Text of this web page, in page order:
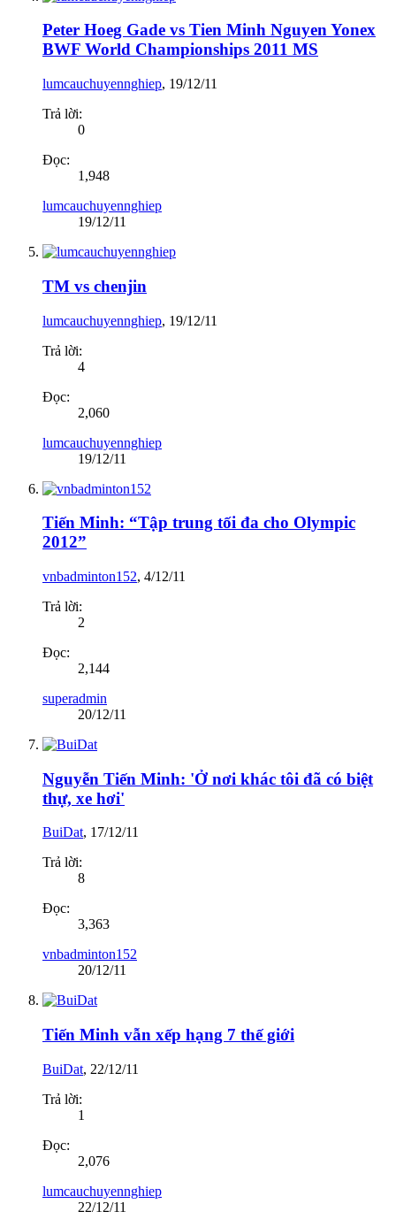
Peter Hoeg Gade vs Tien Minh Nguyen Yonex
BWF World Championships 2011 MS
lumcauchuyennghiep, 19/12/11
Trả lời:
0
Đọc:
1,948
lumcauchuyennghiep
19/12/11
TM vs chenjin
lumcauchuyennghiep, 19/12/11
Trả lời:
4
Đọc:
2,060
lumcauchuyennghiep
19/12/11
Tiến Minh: “Tập trung tối đa cho Olympic
2012”
vnbadminton152, 4/12/11
Trả lời:
2
Đọc:
2,144
superadmin
20/12/11
Nguyễn Tiến Minh: 'Ở nơi khác tôi đã có biệt
thự, xe hơi'
BuiDat, 17/12/11
Trả lời:
8
Đọc:
3,363
vnbadminton152
20/12/11
Tiến Minh vẫn xếp hạng 7 thế giới
BuiDat, 22/12/11
Trả lời:
1
Đọc:
2,076
lumcauchuyennghiep
22/12/11